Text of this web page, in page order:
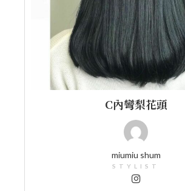
C內彎梨花頭
miumiu shum
STYLIST